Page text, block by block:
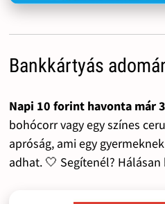
Bankkártyás
Napi 10 forint havonta már
bohócorr vagy egy színes
apróság, ami egy
adhat. 🤍 Segítenél?